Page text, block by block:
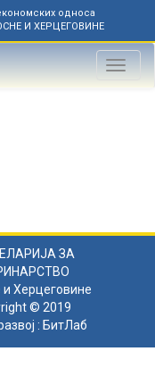
односа
И ХЕРЦЕГОВИНЕ
Toggle
ЗА
и Херцеговине
© 2019
: БитЛаб